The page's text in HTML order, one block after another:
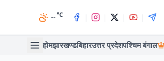
--°C | | | |
होमझारखण्डबिहारउत्तर प्रदेशपश्चिम बंगाल